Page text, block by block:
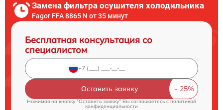
Замена фильтра осушителя холодильника
Fagor FFA 8865 N от 35 минут
Бесплатная консультация со
специалистом
Оставить заявку
Нажимая на кнопку "Оставить заявку" Вы соглашаетесь cполитикой
конфиденциальности